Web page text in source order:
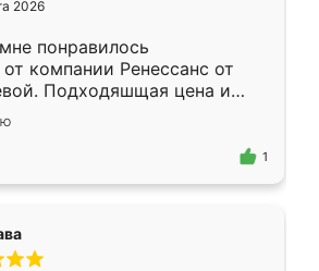
2026
понравилось
компании Ренессанс от
Подходяшщая цена и
изготовления. Приехавший
Владислав
моему эскизу самый
1